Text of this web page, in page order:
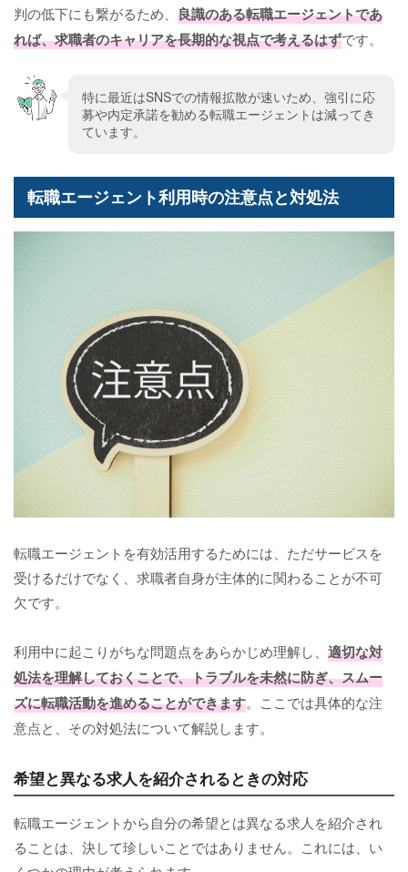
判の低下にも繋がるため、 良識のある転職エージェントであ
れば、求職者のキャリアを長期的な視点で考えるはずです。
特に最近はSNSでの情報拡散が速いため、強引に応
募や内定承諾を勧める転職エージェントは減ってき
ています。
転職エージェント利用時の注意点と対処法
転職エージェントを有効活用するためには、ただサービスを
受けるだけでなく、求職者自身が主体的に関わることが不可
欠です。
利用中に起こりがちな問題点をあらかじめ理解し、 適切な対
処法を理解しておくことで、トラブルを未然に防ぎ、スムー
ズに転職活動を進めることができます。ここでは具体的な注
意点と、その対処法について解説します。
希望と異なる求人を紹介されるときの対応
転職エージェントから自分の希望とは異なる求人を紹介され
ることは、決して珍しいことではありません。これには、い